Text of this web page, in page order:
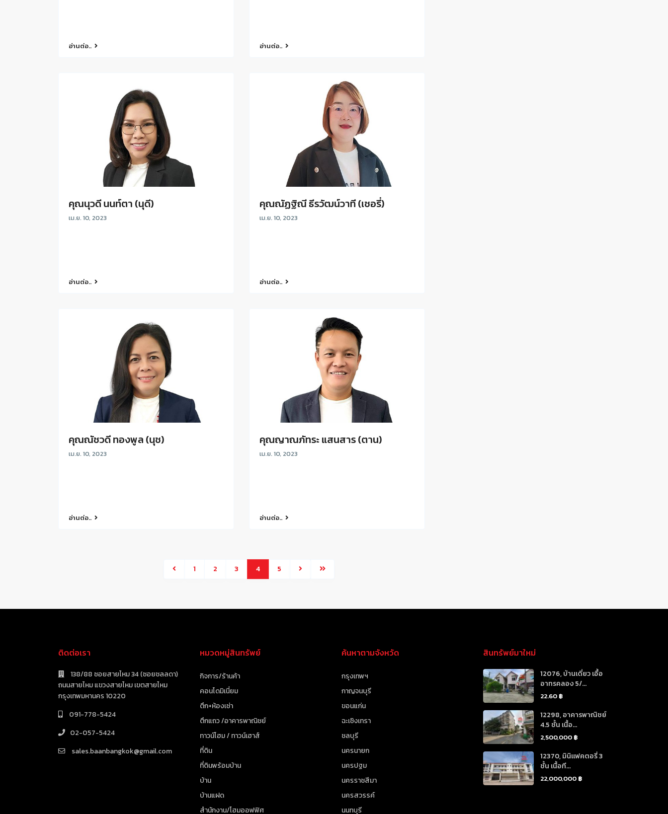
อ่านต่อ.. อ่านต่อ..
คุณนุวดี นนท์ตา (นุดี)
เม.ย. 10, 2023
อ่านต่อ..
คุณณัฏฐิณี ธีรวัฒน์วาที (เชอรี่)
เม.ย. 10, 2023
อ่านต่อ..
คุณณัชวดี ทองพูล (นุช)
เม.ย. 10, 2023
อ่านต่อ..
คุณญาณภัทระ แสนสาร (ตาน)
เม.ย. 10, 2023
อ่านต่อ..
1 2 3 4 5
ติดต่อเรา
138/88 ซอยสายไหม 34 (ซอยชลลดา)
ถนนสายไหม แขวงสายไหม เขตสายไหม
กรุงเทพมหานคร 10220
091-778-5424
02-057-5424
sales.baanbangkok@gmail.com
หมวดหมู่สินทรัพย์
กิจการ/ร้านค้า
คอนโดมิเนี่ยม
ตึก+ห้องเช่า
ตึกแถว /อาคารพาณิชย์
ทาวน์โฮม / ทาวน์เฮาส์
ที่ดิน
ที่ดินพร้อมบ้าน
บ้าน
บ้านแฝด
สำนักงาน/โฮมออฟฟิศ
ค้นหาตามจังหวัด
กรุงเทพฯ
กาญจนบุรี
ขอนแก่น
ฉะเชิงเทรา
ชลบุรี
นครนายก
นครปฐม
นครราชสีมา
นครสวรรค์
นนทบุรี
สินทรัพย์มาใหม่
12076, บ้านเดี่ยว เอื้อ
อาทรคลอง 5/...
22.60 ฿
12298, อาคารพาณิชย์
4.5 ชั้น เนื้อ...
2,500,000 ฿
12370, มินิแฟคตอรี่ 3
ชั้น เนื้อที...
22,000,000 ฿